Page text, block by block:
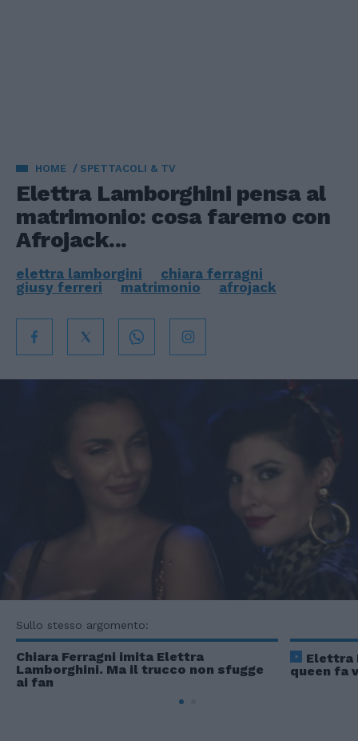
HOME SPETTACOLI & TV
Elettra Lamborghini pensa al
matrimonio: cosa faremo con
Afrojack...
elettra lamborgini
chiara ferragni
giusy ferreri
matrimonio afrojack
Sullo stesso argomento:
Chiara Ferragni imita Elettra
Lamborghini. Ma il trucco non sfugge
ai fan
Elettra
queen fa